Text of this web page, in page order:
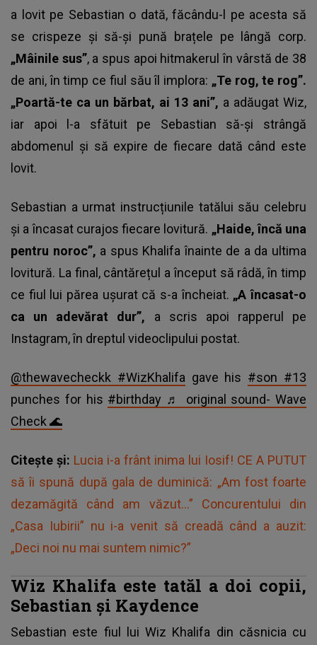
a lovit pe Sebastian o dată, făcându-l pe acesta să
se crispeze și să-și pună brațele pe lângă corp.
„Mâinile sus”, a spus apoi hitmakerul în vârstă de 38
de ani, în timp ce fiul său îl implora: „Te rog, te rog”.
„Poartă-te ca un bărbat, ai 13 ani”, a adăugat Wiz,
iar apoi l-a sfătuit pe Sebastian să-și strângă
abdomenul și să expire de fiecare dată când este
lovit.
Sebastian a urmat instrucțiunile tatălui său celebru
și a încasat curajos fiecare lovitură. „Haide, încă una
pentru noroc”, a spus Khalifa înainte de a da ultima
lovitură. La final, cântărețul a început să râdă, în timp
ce fiul lui părea ușurat că s-a încheiat. „A încasat-o
ca un adevărat dur”, a scris apoi rapperul pe
Instagram, în dreptul videoclipului postat.
@thewavecheckk #WizKhalifa gave his #son #13
punches for his #birthday ♬ original sound- Wave
Check 🌊
Citește și: Lucia i-a frânt inima lui Iosif! CE A PUTUT
să îi spună după gala de duminică: „Am fost foarte
dezamăgită când am văzut...” Concurentului din
„Casa Iubirii” nu i-a venit să creadă când a auzit:
„Deci noi nu mai suntem nimic?”
Wiz Khalifa este tatăl a doi copii,
Sebastian și Kaydence
Sebastian este fiul lui Wiz Khalifa din căsnicia cu